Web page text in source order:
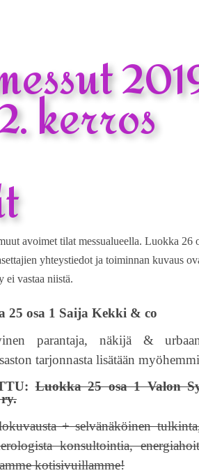
kerros
avoimet tilat messualueella. Luokka
yhteystiedot ja toiminnan kuvaus
ei vastaa niistä.
25 osa 1 Saija Kekki & co
parantaja, näkijä &
tarjonnasta lisätään
Luokka 25 osa 1 Valon
ry.
+ selvänäköinen
konsultointia,
kotisivuillamme!